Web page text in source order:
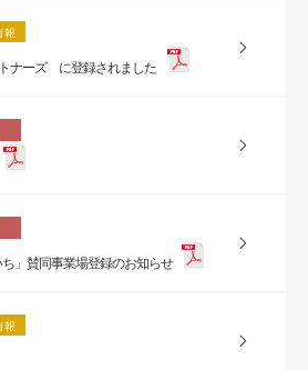
報
ナーズ に登録されました
」賛同事業場登録のお知らせ
報